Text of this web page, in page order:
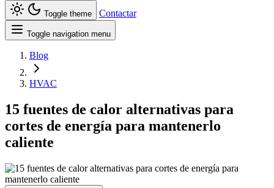
Toggle theme Contactar
Toggle navigation menu
Blog
HVAC
15 fuentes de calor alternativas para
cortes de energía para mantenerlo
caliente